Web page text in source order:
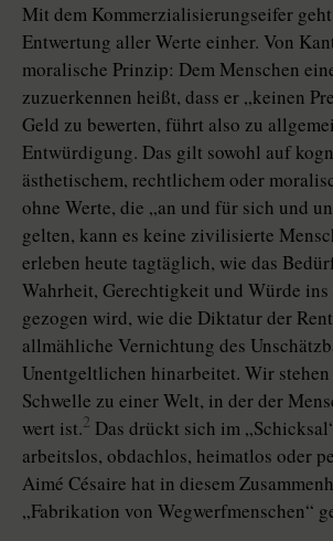
Mit dem Kommerzialisierungseifer
Entwertung aller Werte einher. Von
moralische Prinzip: Dem Menschen
zuzuerkennen heißt, dass er „keinen
Geld zu bewerten, führt also zu
Entwürdigung. Das gilt sowohl auf
ästhetischem, rechtlichem oder
ohne Werte, die „an und für sich und
gelten, kann es keine zivilisierte
erleben heute tagtäglich, wie das
Wahrheit, Gerechtigkeit und Würde
gezogen wird, wie die Diktatur der
allmähliche Vernichtung des
Unentgeltlichen hinarbeitet. Wir
Schwelle zu einer Welt, in der der
wert ist.2 Das drückt sich im
arbeitslos, obdachlos, heimatlos oder
Aimé Césaire hat in diesem
„Fabrikation von Wegwerfmenschen“